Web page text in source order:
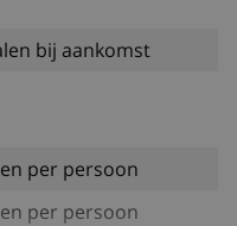
bij aankomst
per persoon
per persoon